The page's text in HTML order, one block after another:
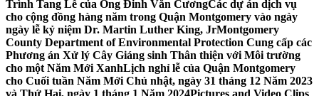
Trình Tang Lễ của Ông Đinh Văn CươngCác dự án dịch vụ
cho cộng đồng hàng năm trong Quận Montgomery vào ngày
ngày lễ kỷ niệm Dr. Martin Luther King, JrMontgomery
County Department of Environmental Protection Cung cấp các
Phương án Xử lý Cây Giáng sinh Thân thiện với Môi trường
cho một Năm Mới XanhLịch nghỉ lễ của Quận Montgomery
cho Cuối tuần Năm Mới Chủ nhật, ngày 31 tháng 12 Năm 2023